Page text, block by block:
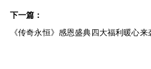
下一篇：
《传奇永恒》感恩盛典四大福利暖心来